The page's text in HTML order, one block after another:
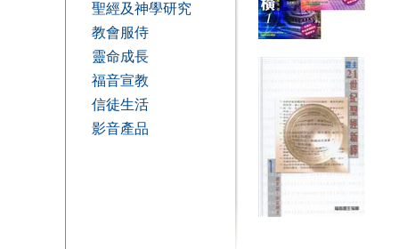
聖經及神學研究
教會服侍
靈命成長
福音宣教
信徒生活
影音產品